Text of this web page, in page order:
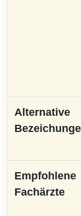
Alternative
Empfohlene
Fachärzte